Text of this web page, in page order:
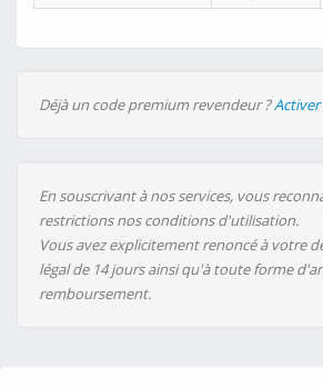
Déjà un code premium revendeur ?
En souscrivant à nos services, vous
restrictions nos conditions d'utilisation.
Vous avez explicitement renoncé à votre
légal de 14 jours ainsi qu'à toute forme
remboursement.